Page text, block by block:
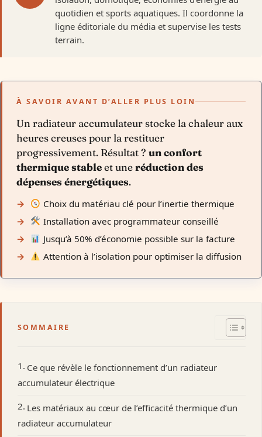
quotidien et sports aquatiques. Il coordonne la
ligne éditoriale du média et supervise les tests
terrain.
À SAVOIR AVANT D’ALLER PLUS LOIN
Un radiateur accumulateur stocke la chaleur aux
heures creuses pour la restituer
progressivement. Résultat ?un confort
thermique stableet uneréduction des
dépenses énergétiques.
Choix du matériau clé pour l’inertie thermique
Installation avec programmateur conseillé
Jusqu’à 50% d’économie possible sur la facture
Attention à l’isolation pour optimiser la diffusion
SOMMAIRE
Ce que révèle le fonctionnement d’un radiateur
accumulateur électrique
Les matériaux au cœur de l’efficacité thermique d’un
radiateur accumulateur